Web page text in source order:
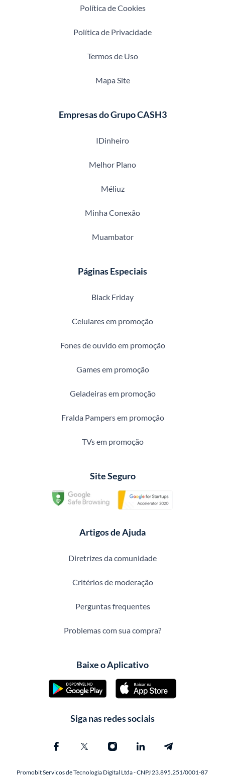
Política de Cookies
Política de Privacidade
Termos de Uso
Mapa Site
Empresas do Grupo CASH3
IDinheiro
Melhor Plano
Méliuz
Minha Conexão
Muambator
Páginas Especiais
Black Friday
Celulares em promoção
Fones de ouvido em promoção
Games em promoção
Geladeiras em promoção
Fralda Pampers em promoção
TVs em promoção
Site Seguro
Artigos de Ajuda
Diretrizes da comunidade
Critérios de moderação
Perguntas frequentes
Problemas com sua compra?
Baixe o Aplicativo
Siga nas redes sociais
Promobit Servicos de Tecnologia Digital Ltda - CNPJ 23.895.251/0001-87